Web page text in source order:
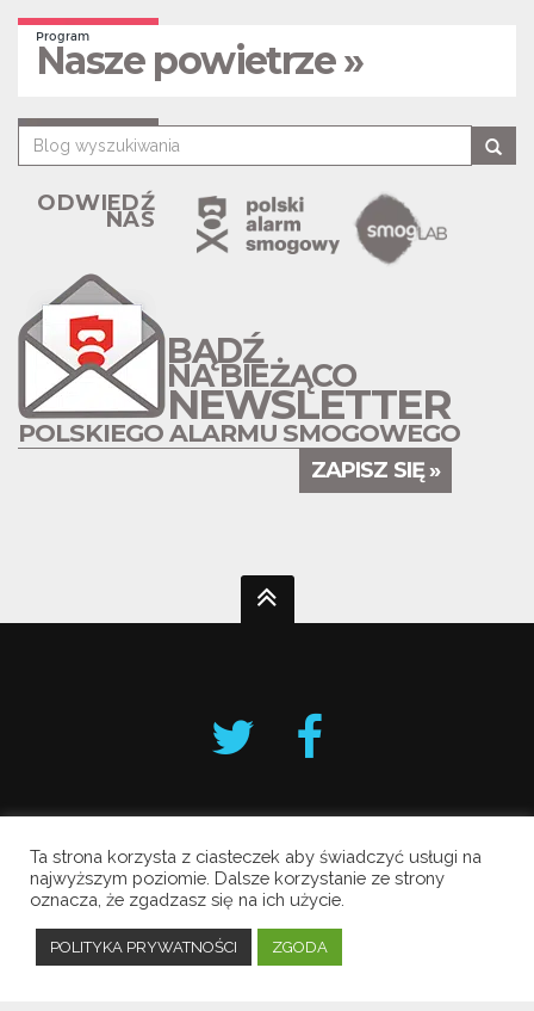
Program
Nasze powietrze »
ODWIEDŹ
NAS
BĄDŹ
NA BIEŻĄCO
NEWSLETTER
POLSKIEGO ALARMU SMOGOWEGO
ZAPISZ SIĘ »
Krakowski Alarm Smogowy
Copyright © 2019 All Rights Reserved.
Polityka prywatności
Ta strona korzysta z ciasteczek aby świadczyć usługi na
najwyższym poziomie. Dalsze korzystanie ze strony
oznacza, że zgadzasz się na ich użycie.
POLITYKA PRYWATNOŚCI ZGODA